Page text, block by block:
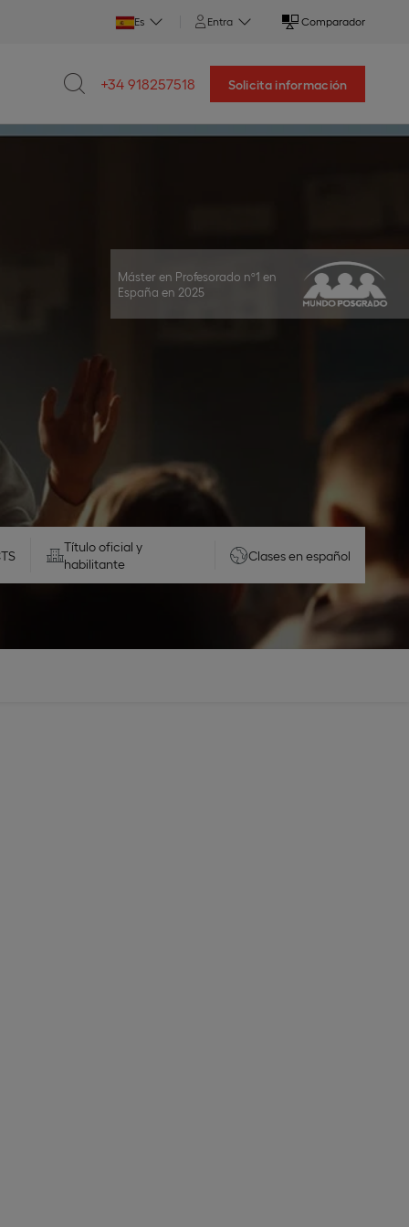
Es Entra Comparador
+34 918257518 Solicita información
Máster en Profesorado nº1 en
España en 2025
Título oficial y
habilitante
clases en español